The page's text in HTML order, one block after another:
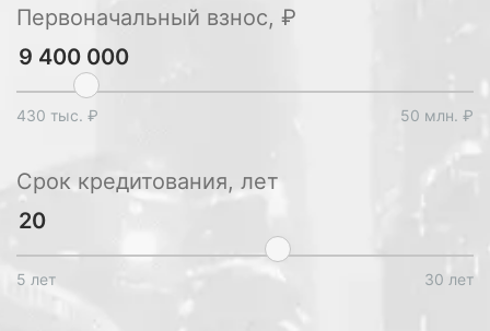
Первоначальный взнос, ₽
430 тыс. ₽ 50 млн. ₽
Срок кредитования, лет
5 лет 30 лет